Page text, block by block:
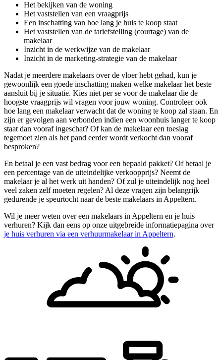
Het bekijken van de woning
Het vaststellen van een vraagprijs
Een inschatting van hoe lang je huis te koop staat
Het vaststellen van de tariefstelling (courtage) van de
makelaar
Inzicht in de werkwijze van de makelaar
Inzicht in de marketing-strategie van de makelaar
Nadat je meerdere makelaars over de vloer hebt gehad, kun je
gewoonlijk een goede inschatting maken welke makelaar het beste
aansluit bij je situatie. Kies niet per se voor de makelaar die de
hoogste vraagprijs wil vragen voor jouw woning. Controleer ook
hoe lang een makelaar verwacht dat de woning te koop zal staan. En
zijn er gevolgen aan verbonden indien een woonhuis langer te koop
staat dan vooraf ingeschat? Of kan de makelaar een toeslag
tegemoet zien als het pand eerder wordt verkocht dan vooraf
besproken?
En betaal je een vast bedrag voor een bepaald pakket? Of betaal je
een percentage van de uiteindelijke verkoopprijs? Neemt de
makelaar je al het werk uit handen? Of zul je uiteindelijk nog heel
veel zaken zelf moeten regelen? Al deze vragen zijn belangrijk
gedurende je speurtocht naar de beste makelaars in Appeltern.
Wil je meer weten over een makelaars in Appeltern en je huis
verhuren? Kijk dan eens op onze uitgebreide informatiepagina over
je huis verhuren via een verhuurmakelaar in Appeltern.